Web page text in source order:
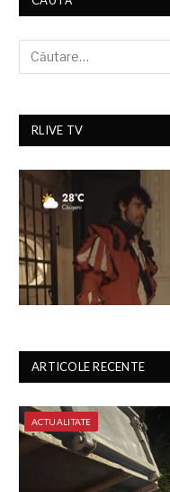
RLIVE TV
ARTICOLE RECENTE
ACTUALITATE